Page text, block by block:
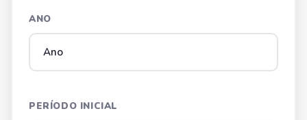
ANO
PERÍODO INICIAL